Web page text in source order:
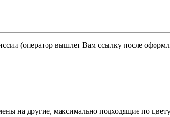
(оператор вышлет Вам ссылку после
на другие, максимально подходящие по